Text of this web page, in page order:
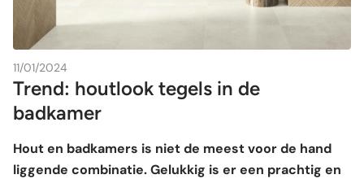
11/01/2024
Trend: houtlook tegels in de
badkamer
Hout en badkamers is niet de meest voor de hand
liggende combinatie. Gelukkig is er een prachtig en